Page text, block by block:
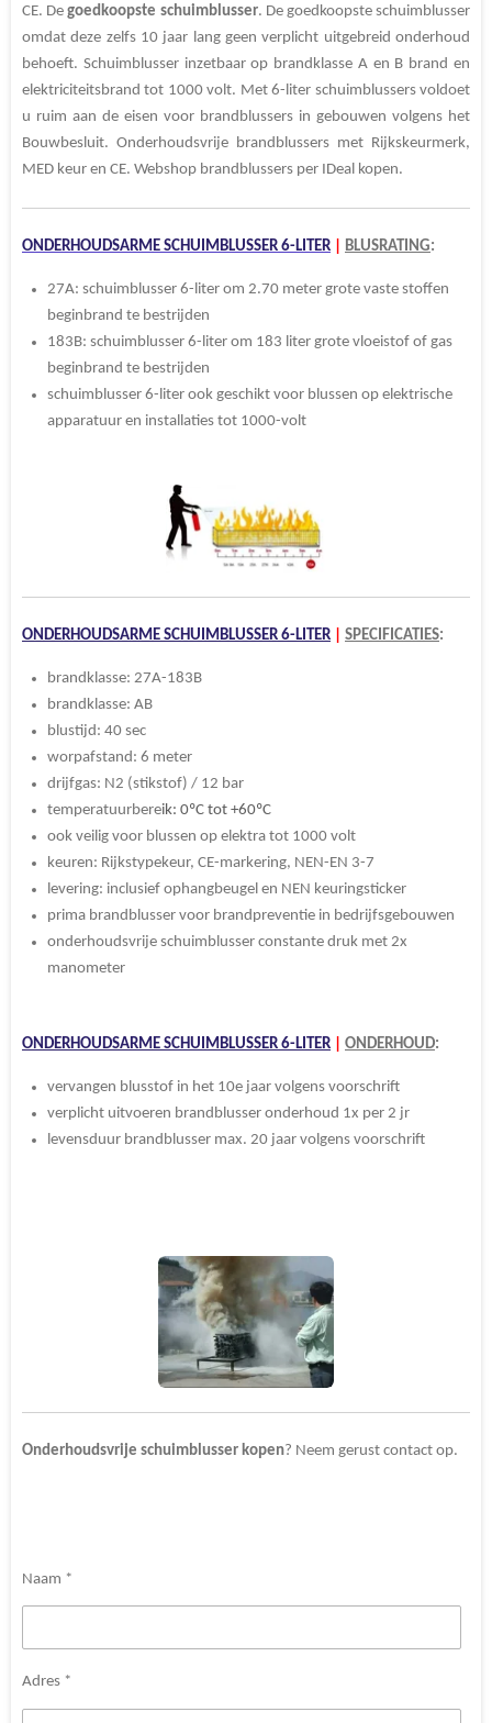
CE. Degoedkoopste schuimblusser. De goedkoopste schuimblusser
omdat deze zelfs 10 jaar lang geen verplicht uitgebreid onderhoud
behoeft. Schuimblusser inzetbaar op brandklasse A en B brand en
elektriciteitsbrand tot 1000 volt. Met 6-liter schuimblussers voldoet
u ruim aan de eisen voor brandblussers in gebouwen volgens het
Bouwbesluit. Onderhoudsvrije brandblussers met Rijkskeurmerk,
MED keur en CE. Webshop brandblussers per IDeal kopen.
ONDERHOUDSARME SCHUIMBLUSSER 6-LITER BLUSRATING:
27A: schuimblusser 6-liter om 2.70 meter grote vaste stoffen
beginbrand te bestrijden
183B: schuimblusser 6-liter om 183 liter grote vloeistof of gas
beginbrand te bestrijden
schuimblusser 6-liter ook geschikt voor blussen op elektrische
apparatuur en installaties tot 1000-volt
ONDERHOUDSARME SCHUIMBLUSSER 6-LITER SPECIFICATIES:
brandklasse: 27A-183B
brandklasse: AB
blustijd: 40 sec
worpafstand: 6 meter
drijfgas: N2 (stikstof) / 12 bar
temperatuurbereik: 0ºC tot +60ºC
ook veilig voor blussen op elektra tot 1000 volt
keuren: Rijkstypekeur, CE-markering, NEN-EN 3-7
levering: inclusief ophangbeugel en NEN keuringsticker
prima brandblusser voor brandpreventie in bedrijfsgebouwen
onderhoudsvrije schuimblusser constante druk met 2x
manometer
ONDERHOUDSARME SCHUIMBLUSSER 6-LITER ONDERHOUD:
vervangen blusstof in het 10e jaar volgens voorschrift
verplicht uitvoeren brandblusser onderhoud 1x per 2 jr
levensduur brandblusser max. 20 jaar volgens voorschrift
Onderhoudsvrije schuimblusser kopen? Neem gerust contact op.
Naam *
Adres *